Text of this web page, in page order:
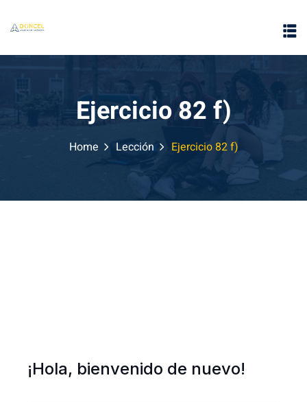
Ejercicio 82 f)
Home Lección Ejercicio 82 f)
¡Hola, bienvenido de nuevo!